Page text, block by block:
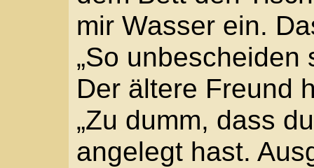
Behutsam nahm er
Der linke
aufgequollen. Dort
glänzte ein
sollen wir nur
Hand des Kranken,